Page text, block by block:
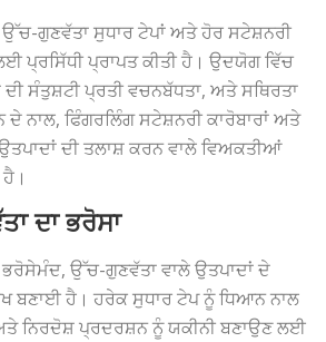
ਗੁਣਵੱਤਾ ਸੁਧਾਰ ਟੇਪਾਂ ਅਤੇ ਹੋਰ ਸਟੇਸ਼ਨਰੀ
ਪ੍ਰਸਿੱਧੀ ਪ੍ਰਾਪਤ ਕੀਤੀ ਹੈ। ਉਦਯੋਗ ਵਿੱਚ
ਦੀ ਸੰਤੁਸ਼ਟੀ ਪ੍ਰਤੀ ਵਚਨਬੱਧਤਾ, ਅਤੇ ਸਥਿਰਤਾ
ਨਾਲ, ਫਿੰਗਰਲਿੰਗ ਸਟੇਸ਼ਨਰੀ ਕਾਰੋਬਾਰਾਂ ਅਤੇ
ਦੀ ਤਲਾਸ਼ ਕਰਨ ਵਾਲੇ ਵਿਅਕਤੀਆਂ
ਦਾ ਭਰੋਸਾ
ਉੱਚ-ਗੁਣਵੱਤਾ ਵਾਲੇ ਉਤਪਾਦਾਂ ਦੇ
ਬਣਾਈ ਹੈ। ਹਰੇਕ ਸੁਧਾਰ ਟੇਪ ਨੂੰ ਧਿਆਨ ਨਾਲ
ਨਿਰਦੋਸ਼ ਪ੍ਰਦਰਸ਼ਨ ਨੂੰ ਯਕੀਨੀ ਬਣਾਉਣ ਲਈ